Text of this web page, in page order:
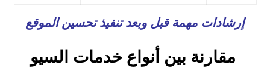
إرشادات مهمة قبل وبعد تنفيذ تحسين الموقع
مقارنة بين أنواع خدمات السيو